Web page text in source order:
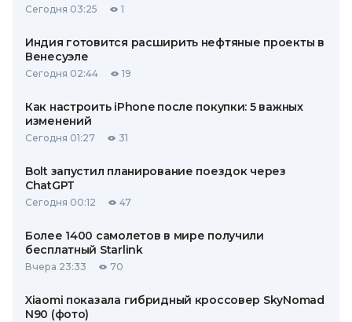
Сегодня 03:25 1
Индия готовится расширить нефтяные проекты в
Венесуэле
Сегодня 02:44 19
Как настроить iPhone после покупки: 5 важных
изменений
Сегодня 01:27 31
Bolt запустил планирование поездок через
ChatGPT
Сегодня 00:12 47
Более 1400 самолетов в мире получили
бесплатный Starlink
Вчера 23:33 70
Xiaomi показала гибридный кроссовер SkyNomad
N90 (фото)